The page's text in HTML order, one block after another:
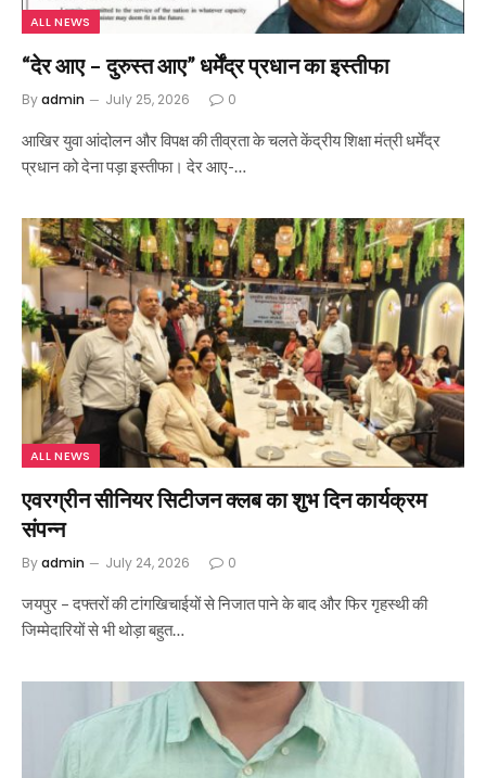
ALL NEWS
“देर आए – दुरुस्त आए” धर्मेंद्र प्रधान का इस्तीफा
Byadmin July 25, 2026 0
आखिर युवा आंदोलन और विपक्ष की तीव्रता के चलते केंद्रीय शिक्षा मंत्री धर्मेंद्र
प्रधान को देना पड़ा इस्तीफा। देर आए-…
ALL NEWS
एवरग्रीन सीनियर सिटीजन क्लब का शुभ दिन कार्यक्रम
संपन्न
Byadmin July 24, 2026 0
जयपुर – दफ्तरों की टांगखिचाईयों से निजात पाने के बाद और फिर गृहस्थी की
जिम्मेदारियों से भी थोड़ा बहुत…